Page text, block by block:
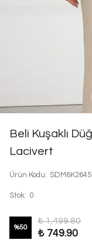
Beli Kuşaklı
Lacivert
Ürün Kodu:
Stok: 0
%50
₺ 1,499.80
₺ 749.90